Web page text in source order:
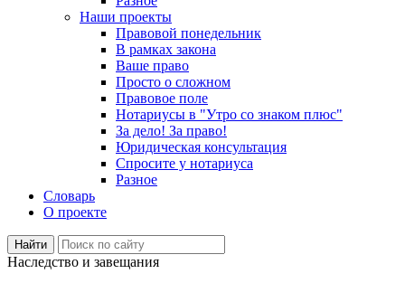
Наши проекты
Правовой понедельник
В рамках закона
Ваше право
Просто о сложном
Правовое поле
Нотариусы в "Утро со знаком плюс"
За дело! За право!
Юридическая консультация
Спросите у нотариуса
Разное
Словарь
О проекте
Наследство и завещания